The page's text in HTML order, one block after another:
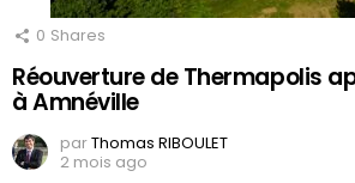
0 Shares
Réouverture de Thermapolis
à Amnéville
parThomas RIBOULET
2 mois ago